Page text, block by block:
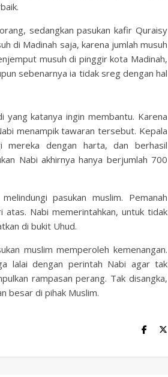
sedangkan pasukan kafir Quraisy
di Madinah saja, karena jumlah musuh
musuh di pinggir kota Madinah,
sebenarnya ia tidak sreg dengan hal
katanya ingin membantu. Karena
menampik tawaran tersebut. Kepala
mereka dengan harta, dan berhasil
Nabi akhirnya hanya berjumlah 700
pasukan muslim. Pemanah
Nabi memerintahkan, untuk tidak
di bukit Uhud.
muslim memperoleh kemenangan.
lalai dengan perintah Nabi agar tak
rampasan perang. Tak disangka,
besar di pihak Muslim.